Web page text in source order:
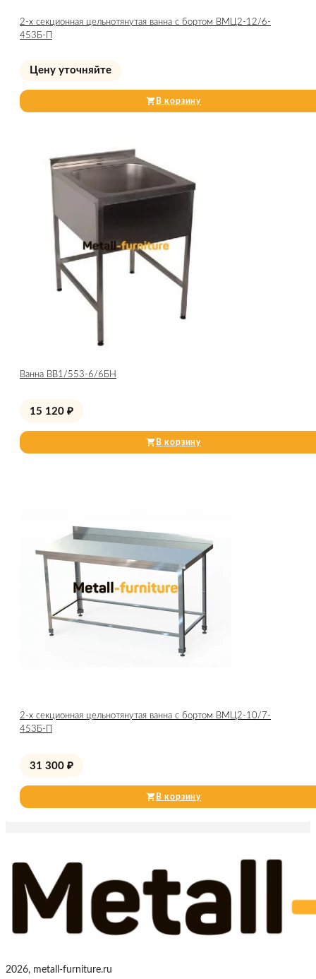
2-х секционная цельнотянутая ванна с бортом ВМЦ2-12/6-
453Б-П
Цену уточняйте
В корзину
Ванна ВВ1/553-6/6БН
15 120 ₽
В корзину
2-х секционная цельнотянутая ванна с бортом ВМЦ2-10/7-
453Б-П
31 300 ₽
В корзину
2026, metall-furniture.ru